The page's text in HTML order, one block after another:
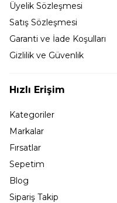
Üyelik Sözleşmesi
Satış Sözleşmesi
Garanti ve İade Koşulları
Gizlilik ve Güvenlik
Hızlı Erişim
Kategoriler
Markalar
Fırsatlar
Sepetim
Blog
Sipariş Takip